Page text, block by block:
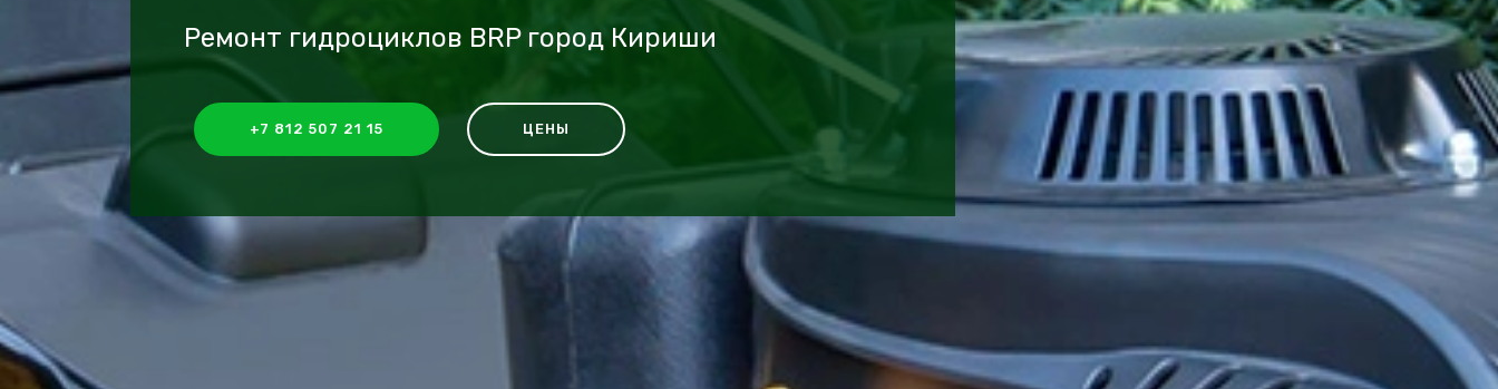
Ремонт гидроциклов BRP город Кириши
+7 812 507 21 15 ЦЕНЫ